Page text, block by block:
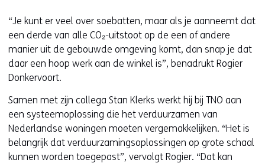
“Je kunt er veel over soebatten, maar als je aanneemt dat
een derde van alle CO₂-uitstoot op de een of andere
manier uit de gebouwde omgeving komt, dan snap je dat
daar een hoop werk aan de winkel is”, benadrukt Rogier
Donkervoort.
Samen met zijn collega Stan Klerks werkt hij bij TNO aan
een systeemoplossing die het verduurzamen van
Nederlandse woningen moeten vergemakkelijken. “Het is
belangrijk dat verduurzamingsoplossingen op grote schaal
kunnen worden toegepast”, vervolgt Rogier. “Dat kan